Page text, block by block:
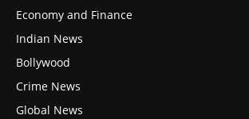
Economy and Finance
Indian News
Bollywood
Crime News
Global News